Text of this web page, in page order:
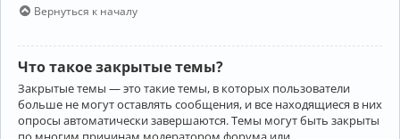
Вернуться к началу
Что такое закрытые темы?
Закрытые темы — это такие темы, в которых пользователи
больше не могут оставлять сообщения, и все находящиеся в них
опросы автоматически завершаются. Темы могут быть закрыты